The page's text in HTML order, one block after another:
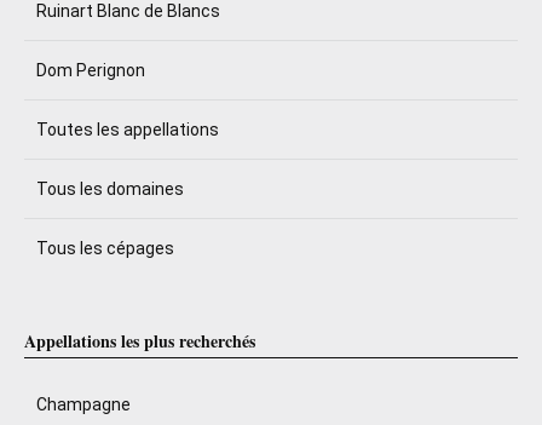
Ruinart Blanc de Blancs
Dom Perignon
Toutes les appellations
Tous les domaines
Tous les cépages
Appellations les plus recherchés
Champagne